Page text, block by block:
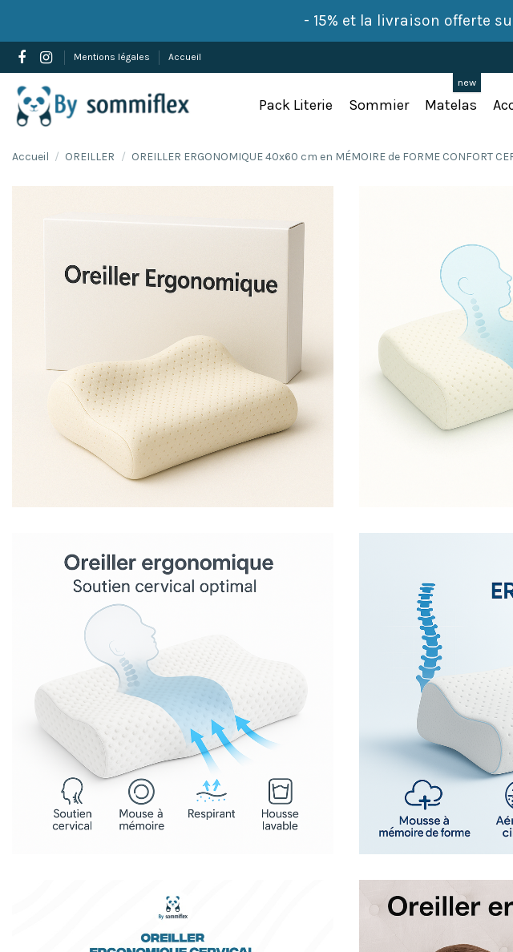
- 15% et la livraison offerte
Mentions légales Accueil
Pack Literie Sommier Matelas
new
Accueil OREILLER OREILLER ERGONOMIQUE 40x60 cm en MÉMOIRE de FORME CONFORT